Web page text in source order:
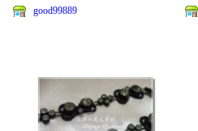
good99889